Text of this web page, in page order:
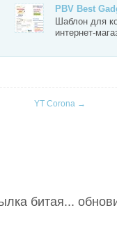
PBV Best
Шаблон для
интернет-
YT Corona →
битая...